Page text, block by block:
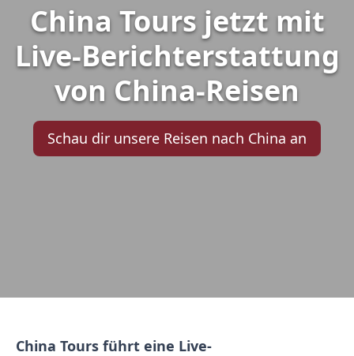
China Tours jetzt mit
Live-Berichterstattung
von China-Reisen
Schau dir unsere Reisen nach China an
China Tours führt eine Live-